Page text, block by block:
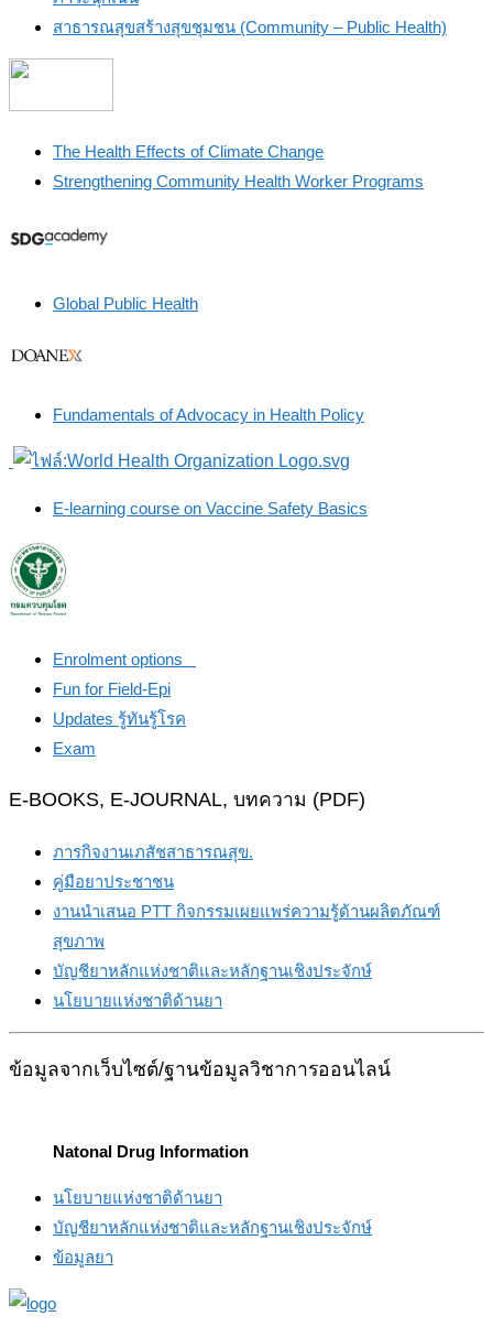
สาธารณสุขสร้างสุขชุมชน (Community – Public Health)
The Health Effects of Climate Change
Strengthening Community Health Worker Programs
Global Public Health
Fundamentals of Advocacy in Health Policy
E-learning course on Vaccine Safety Basics
Enrolment options
Fun for Field-Epi
Updates รู้ทันรู้โรค
Exam
E-BOOKS, E-JOURNAL, บทความ (PDF)
ภารกิจงานเภสัชสาธารณสุข.
คู่มือยาประชาชน
งานนำเสนอ PTT กิจกรรมเผยแพร่ความรู้ด้านผลิตภัณฑ์
สุขภาพ
บัญชียาหลักแห่งชาติและหลักฐานเชิงประจักษ์
นโยบายแห่งชาติด้านยา
ข้อมูลจากเว็บไซต์/ฐานข้อมูลวิชาการออนไลน์
Natonal Drug Information
นโยบายแห่งชาติด้านยา
บัญชียาหลักแห่งชาติและหลักฐานเชิงประจักษ์
ข้อมูลยา